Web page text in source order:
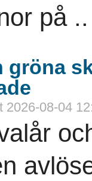
på ..
gröna
08-04